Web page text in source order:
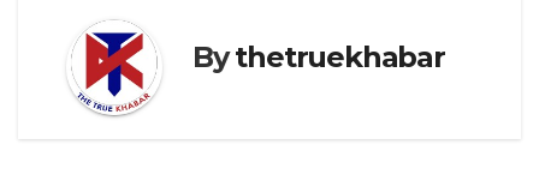
Bythetruekhabar